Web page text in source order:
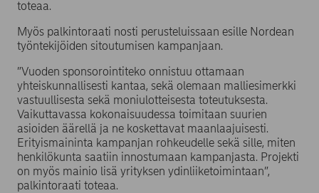
toteaa.
Myös palkintoraati nosti perusteluissaan esille Nordean
työntekijöiden sitoutumisen kampanjaan.
”Vuoden sponsorointiteko onnistuu ottamaan
yhteiskunnallisesti kantaa, sekä olemaan malliesimerkki
vastuullisesta sekä moniulotteisesta toteutuksesta.
Vaikuttavassa kokonaisuudessa toimitaan suurien
asioiden äärellä ja ne koskettavat maanlaajuisesti.
Erityismaininta kampanjan rohkeudelle sekä sille, miten
henkilökunta saatiin innostumaan kampanjasta. Projekti
on myös mainio lisä yrityksen ydinliiketoimintaan”,
palkintoraati toteaa.